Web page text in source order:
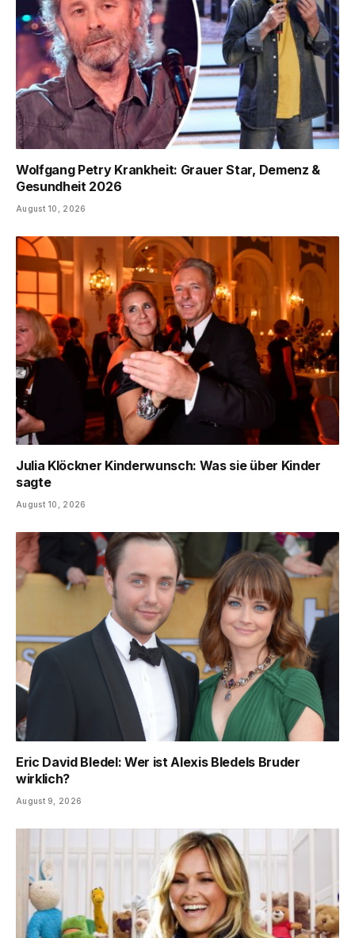
Wolfgang Petry Krankheit: Grauer Star, Demenz &
Gesundheit 2026
August 10, 2026
Julia Klöckner Kinderwunsch: Was sie über Kinder
sagte
August 10, 2026
Eric David Bledel: Wer ist Alexis Bledels Bruder
wirklich?
August 9, 2026